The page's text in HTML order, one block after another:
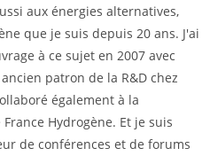
aux énergies alternatives,
que je suis depuis 20 ans. J'ai
à ce sujet en 2007 avec
patron de la R&D chez
également à la
Hydrogène. Et je suis
de conférences et de forums